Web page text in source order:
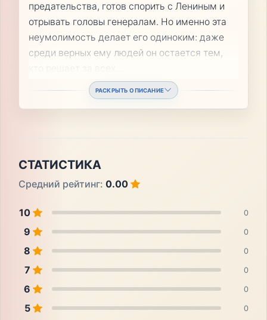
предательства, готов спорить с Лениным и
отрывать головы генералам. Но именно эта
неумолимость делает его одиноким: даже
среди верных ему людей он остается тем,
РАСКРЫТЬ ОПИСАНИЕ
СТАТИСТИКА
Средний рейтинг: 0.00
10 0
9 0
8 0
7 0
6 0
5 0